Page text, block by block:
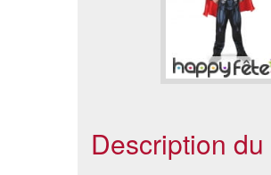
Description